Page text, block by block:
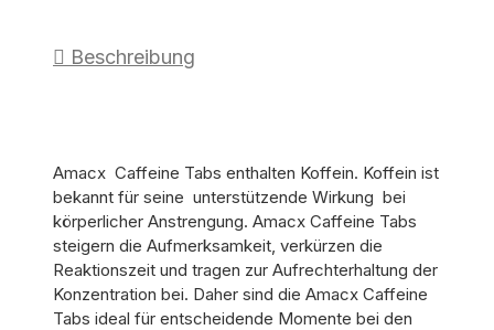
Beschreibung
Amacx Caffeine Tabs enthalten Koffein. Koffein ist
bekannt für seine unterstützende Wirkung bei
körperlicher Anstrengung. Amacx Caffeine Tabs
steigern die Aufmerksamkeit, verkürzen die
Reaktionszeit und tragen zur Aufrechterhaltung der
Konzentration bei. Daher sind die Amacx Caffeine
Tabs ideal für entscheidende Momente bei den